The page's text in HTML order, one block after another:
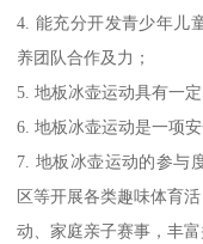
4. 能充分开发青少年儿
养团队合作及力；
5. 地板冰壶运动具有一
6. 地板冰壶运动是一项
7. 地板冰壶运动的参与
区等开展各类趣味体育活
动、家庭亲子赛事，丰